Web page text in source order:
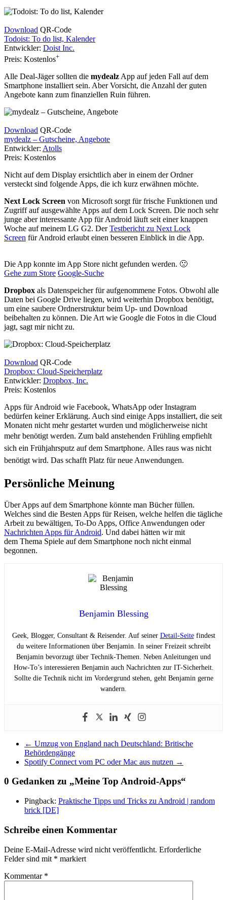
Download QR-Code
Todoist: To do list, Kalender
Entwickler: Doist Inc.
Preis: Kostenlos+
Alle Deal-Jäger sollten die mydealz App auf jeden Fall auf dem
Smartphone installiert sein. Aber Vorsicht, die Anzahl der guten
Angebote kann zum finanziellen Ruin führen.
Download QR-Code
mydealz – Gutscheine, Angebote
Entwickler: Atolls
Preis: Kostenlos
Nicht auf dem Display ersichtlich aber in einem der Ordner
versteckt sind folgende Apps, die ich kurz erwähnen möchte.
Next Lock Screen von Microsoft sorgt für frische Funktionen und
Zugriff auf ausgewählte Apps auf dem Lock Screen. Die noch sehr
junge aber interessante App für Android läuft seit einer knappen
Woche auf meinem LG G2. DerTestbericht zu Next Lock
Screen für Android erlaubt einen besseren Einblick in die App.
Die App konnte im App Store nicht gefunden werden. 🙁
Gehe zum Store Google-Suche
Dropbox als Datenspeicher für aufgenommene Fotos. Obwohl alle
Daten bei Google Drive liegen, wird weiterhin Dropbox benötigt,
um eine saubere Ordnerstruktur beim Up- und Download
beibehalten zu können. Die Art wie Google die Fotos in die Cloud
jagt, sagt mir nicht zu.
Download QR-Code
Dropbox: Cloud-Speicherplatz
Entwickler: Dropbox, Inc.
Preis: Kostenlos
Apps für Android wie Facebook, WhatsApp oder Instagram
bedürfen keiner Erklärung. Auch sind einige Apps installiert, die seit
Monaten nicht mehr gestartet wurden und möglicherweise nicht
mehr benötigt werden. Zum bald anstehenden Frühling empfiehlt
sich ein Frühjahrsputz auf dem Smartphone. Alles raus was nicht
benötigt wird. Das schafft Platz für neue Anwendungen.
Persönliche Meinung
Über Apps auf dem Smartphone könnte man Bücher füllen.
Welches sind die Besten Apps für Reisen, welche helfen die tägliche
Arbeit zu bewältigen, To-Do Apps, Office Anwendungen oder
Nachrichten Apps für Android. Und dabei hätten wir mit
dem Thema Spiele auf dem Smartphone noch nicht einmal
begonnen.
Benjamin Blessing
Geek, Blogger, Consultant & Reisender. Auf seiner Detail-Seitefindest
du weitere Informationen über Benjamin. In seiner Freizeit schreibt
Benjamin bevorzugt über Technik-Themen. Neben Anleitungen und
How-To’s interessieren Benjamin auch Nachrichten zur IT-Sicherheit.
Sollte die Technik nicht im Vordergrund stehen, geht Benjamin gerne
wandern.
← Umzug von England nach Deutschland: Britische
Behördengänge
Spotify Connect vom PC oder Mac aus nutzen →
0 Gedanken zu „Meine Top Android-Apps“
Pingback: Praktische Tipps und Tricks zu Android | random
brick [DE]
Schreibe einen Kommentar
Deine E-Mail-Adresse wird nicht veröffentlicht. Erforderliche
Felder sind mit * markiert
Kommentar *